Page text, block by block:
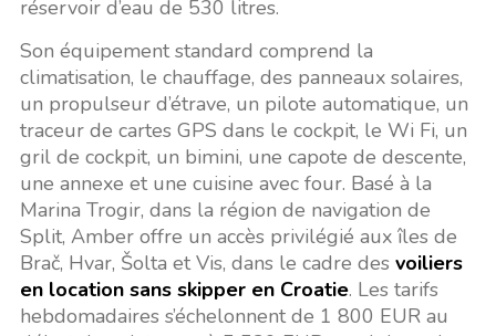
réservoir d’eau de 530 litres.
Son équipement standard comprend la
climatisation, le chauffage, des panneaux solaires,
un propulseur d’étrave, un pilote automatique, un
traceur de cartes GPS dans le cockpit, le Wi Fi, un
gril de cockpit, un bimini, une capote de descente,
une annexe et une cuisine avec four. Basé à la
Marina Trogir, dans la région de navigation de
Split, Amber offre un accès privilégié aux îles de
Brač, Hvar, Šolta et Vis, dans le cadre des voiliers
en location sans skipper en Croatie. Les tarifs
hebdomadaires s’échelonnent de 1 800 EUR au